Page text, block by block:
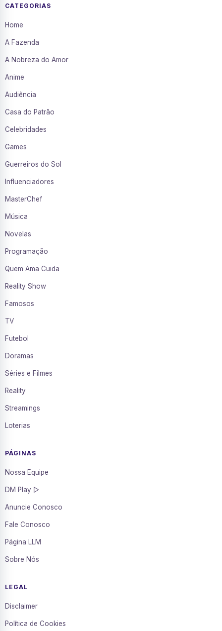
CATEGORIAS
Home
A Fazenda
A Nobreza do Amor
Anime
Audiência
Casa do Patrão
Celebridades
Games
Guerreiros do Sol
Influenciadores
MasterChef
Música
Novelas
Programação
Quem Ama Cuida
Reality Show
Famosos
TV
Futebol
Doramas
Séries e Filmes
Reality
Streamings
Loterias
PÁGINAS
Nossa Equipe
DM Play ▷
Anuncie Conosco
Fale Conosco
Página LLM
Sobre Nós
LEGAL
Disclaimer
Política de Cookies